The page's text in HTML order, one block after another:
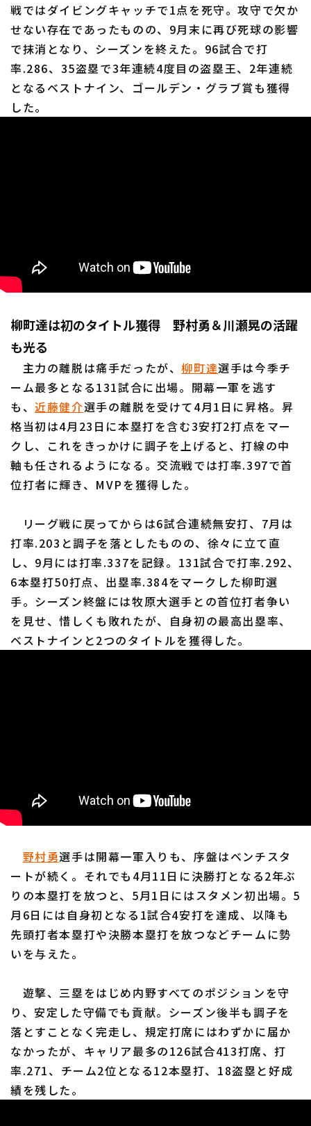
戦ではダイビングキャッチで1点を死守。攻守で欠か
せない存在であったものの、9月末に再び死球の影響
で抹消となり、シーズンを終えた。96試合で打
率.286、35盗塁で3年連続4度目の盗塁王、2年連続
となるベストナイン、ゴールデン・グラブ賞も獲得
した。
柳町達は初のタイトル獲得 野村勇＆川瀬晃の活躍
も光る
主力の離脱は痛手だったが、柳町達選手は今季チ
ーム最多となる131試合に出場。開幕一軍を逃す
も、近藤健介選手の離脱を受けて4月1日に昇格。昇
格当初は4月23日に本塁打を含む3安打2打点をマー
クし、これをきっかけに調子を上げると、打線の中
軸も任されるようになる。交流戦では打率.397で首
位打者に輝き、MVPを獲得した。
リーグ戦に戻ってからは6試合連続無安打、7月は
打率.203と調子を落としたものの、徐々に立て直
し、9月には打率.337を記録。131試合で打率.292、
6本塁打50打点、出塁率.384をマークした柳町選
手。シーズン終盤には牧原大選手との首位打者争い
を見せ、惜しくも敗れたが、自身初の最高出塁率、
ベストナインと2つのタイトルを獲得した。
野村勇選手は開幕一軍入りも、序盤はベンチスタ
ートが続く。それでも4月11日に決勝打となる2年ぶ
りの本塁打を放つと、5月1日にはスタメン初出場。5
月6日には自身初となる1試合4安打を達成、以降も
先頭打者本塁打や決勝本塁打を放つなどチームに勢
いを与えた。
遊撃、三塁をはじめ内野すべてのポジションを守
り、安定した守備でも貢献。シーズン後半も調子を
落とすことなく完走し、規定打席にはわずかに届か
なかったが、キャリア最多の126試合413打席、打
率.271、チーム2位となる12本塁打、18盗塁と好成
績を残した。